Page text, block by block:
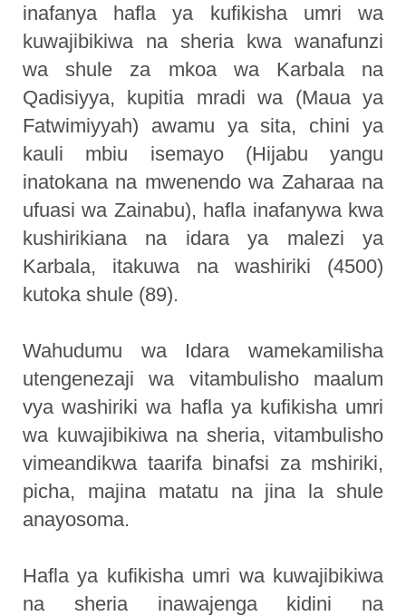
inafanya hafla ya kufikisha umri wa
kuwajibikiwa na sheria kwa wanafunzi
wa shule za mkoa wa Karbala na
Qadisiyya, kupitia mradi wa (Maua ya
Fatwimiyyah) awamu ya sita, chini ya
kauli mbiu isemayo (Hijabu yangu
inatokana na mwenendo wa Zaharaa na
ufuasi wa Zainabu), hafla inafanywa kwa
kushirikiana na idara ya malezi ya
Karbala, itakuwa na washiriki (4500)
kutoka shule (89).
Wahudumu wa Idara wamekamilisha
utengenezaji wa vitambulisho maalum
vya washiriki wa hafla ya kufikisha umri
wa kuwajibikiwa na sheria, vitambulisho
vimeandikwa taarifa binafsi za mshiriki,
picha, majina matatu na jina la shule
anayosoma.
Hafla ya kufikisha umri wa kuwajibikiwa
na sheria inawajenga kidini na